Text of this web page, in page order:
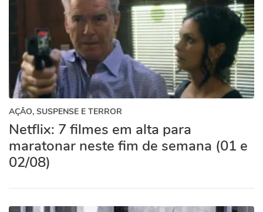
AÇÃO, SUSPENSE E TERROR
Netflix: 7 filmes em alta para
maratonar neste fim de semana (01 e
02/08)